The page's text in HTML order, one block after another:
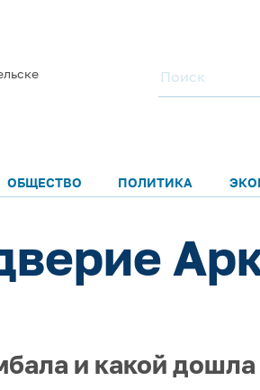
ОБЩЕСТВО ПОЛИТИКА
и какой